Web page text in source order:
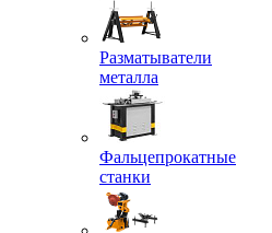
Разматыватели
металла
Фальцепрокатные
станки